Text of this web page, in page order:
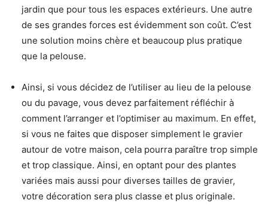
jardin que pour tous les espaces extérieurs. Une autre
de ses grandes forces est évidemment son coût. C’est
une solution moins chère et beaucoup plus pratique
que la pelouse.
Ainsi, si vous décidez de l’utiliser au lieu de la pelouse
ou du pavage, vous devez parfaitement réfléchir à
comment l’arranger et l’optimiser au maximum. En effet,
si vous ne faites que disposer simplement le gravier
autour de votre maison, cela pourra paraître trop simple
et trop classique. Ainsi, en optant pour des plantes
variées mais aussi pour diverses tailles de gravier,
votre décoration sera plus classe et plus originale.